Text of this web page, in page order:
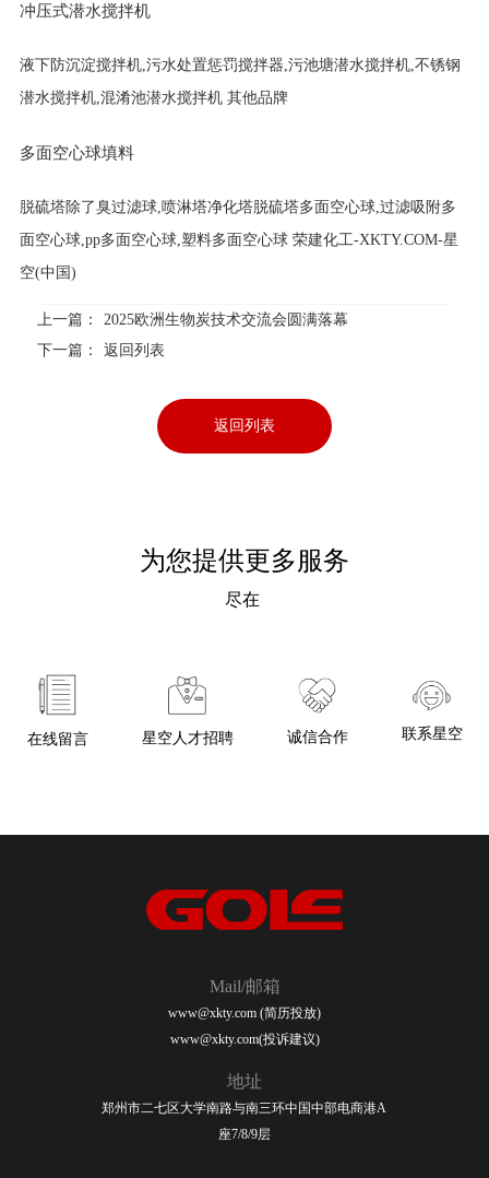
冲压式潜水搅拌机
液下防沉淀搅拌机,污水处置惩罚搅拌器,污池塘潜水搅拌机,不锈钢
潜水搅拌机,混淆池潜水搅拌机 其他品牌
多面空心球填料
脱硫塔除了臭过滤球,喷淋塔净化塔脱硫塔多面空心球,过滤吸附多
面空心球,pp多面空心球,塑料多面空心球 荣建化工-XKTY.COM-星
空(中国)
上一篇：
2025欧洲生物炭技术交流会圆满落幕
下一篇：
返回列表
返回列表
为您提供更多服务
尽在
在线留言 星空人才招聘 诚信合作 联系星空
Mail/邮箱
www@xkty.com (简历投放)
www@xkty.com(投诉建议)
地址
郑州市二七区大学南路与南三环中国中部电商港A
座7/8/9层